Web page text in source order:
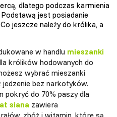
dlatego podczas karmienia
jest posiadanie
jeszcze należy do królika, a
w handlu mieszanki
królików hodowanych do
wybrać mieszanki
bez narkotyków.
pokryć do 70% paszy dla
siana zawiera